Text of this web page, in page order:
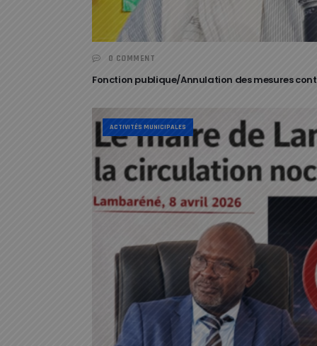
0 COMMENT
Fonction publique/Annulation des mesures
ACTIVITÉS MUNICIPALES